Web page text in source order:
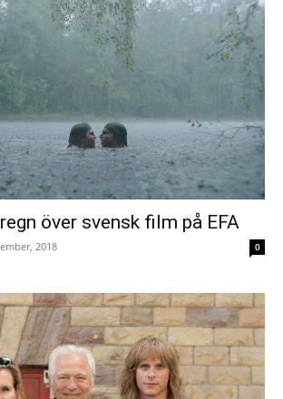
över svensk film på EFA
2018 0